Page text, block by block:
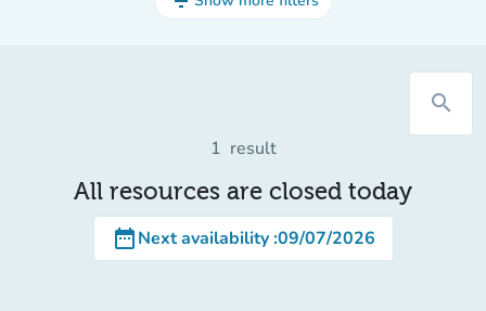
search
1 result
All resources are closed today
date_rangeNext availability:09/07/2026